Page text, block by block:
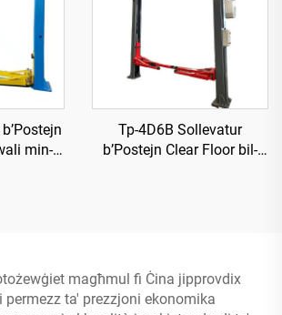
min-
Tp-4D6B Sollevatur
b’Postejn Clear Floor bil-
magħmul fi Ċina jipprovdix
permezz ta' prezzjoni ekonomika